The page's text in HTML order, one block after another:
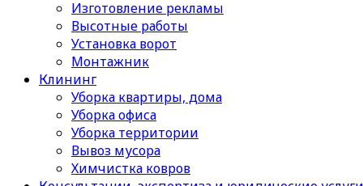
Изготовление рекламы
Высотные работы
Установка ворот
Монтажник
Клининг
Уборка квартиры, дома
Уборка офиса
Уборка территории
Вывоз мусора
Химчистка ковров